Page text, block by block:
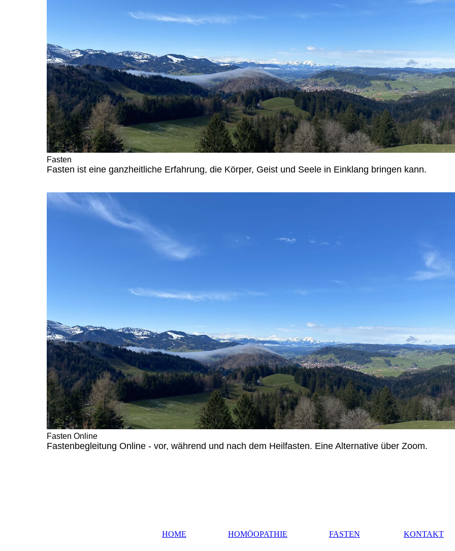
Fasten
Fasten ist eine ganzheitliche Erfahrung, die Körper, Geist und Seele in Einklang bringen kann.
Fasten Online
Fastenbegleitung Online - vor, während und nach dem Heilfasten. Eine Alternative über Zoom.
HOME HOMÖOPATHIE FASTEN KONTAKT